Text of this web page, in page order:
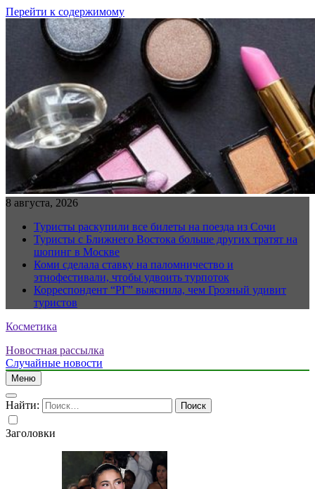
Перейти к содержимому
8 августа, 2026
Туристы раскупили все билеты на поезда из Сочи
Туристы с Ближнего Востока больше других тратят на
шопинг в Москве
Коми сделала ставку на паломничество и
этнофестивали, чтобы удвоить турпоток
Корреспондент “РГ” выяснила, чем Грозный удивит
туристов
Косметика
Новостная рассылка
Случайные новости
Меню
Найти:
Заголовки